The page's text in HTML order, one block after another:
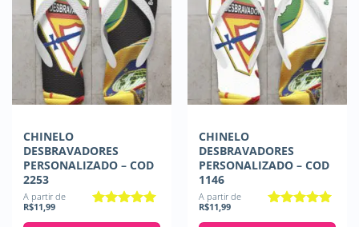
CHINELO
DESBRAVADORES
PERSONALIZADO – COD
2253
A partir de
R$11,99
CHINELO
DESBRAVADORES
PERSONALIZADO – COD
1146
A partir de
R$11,99